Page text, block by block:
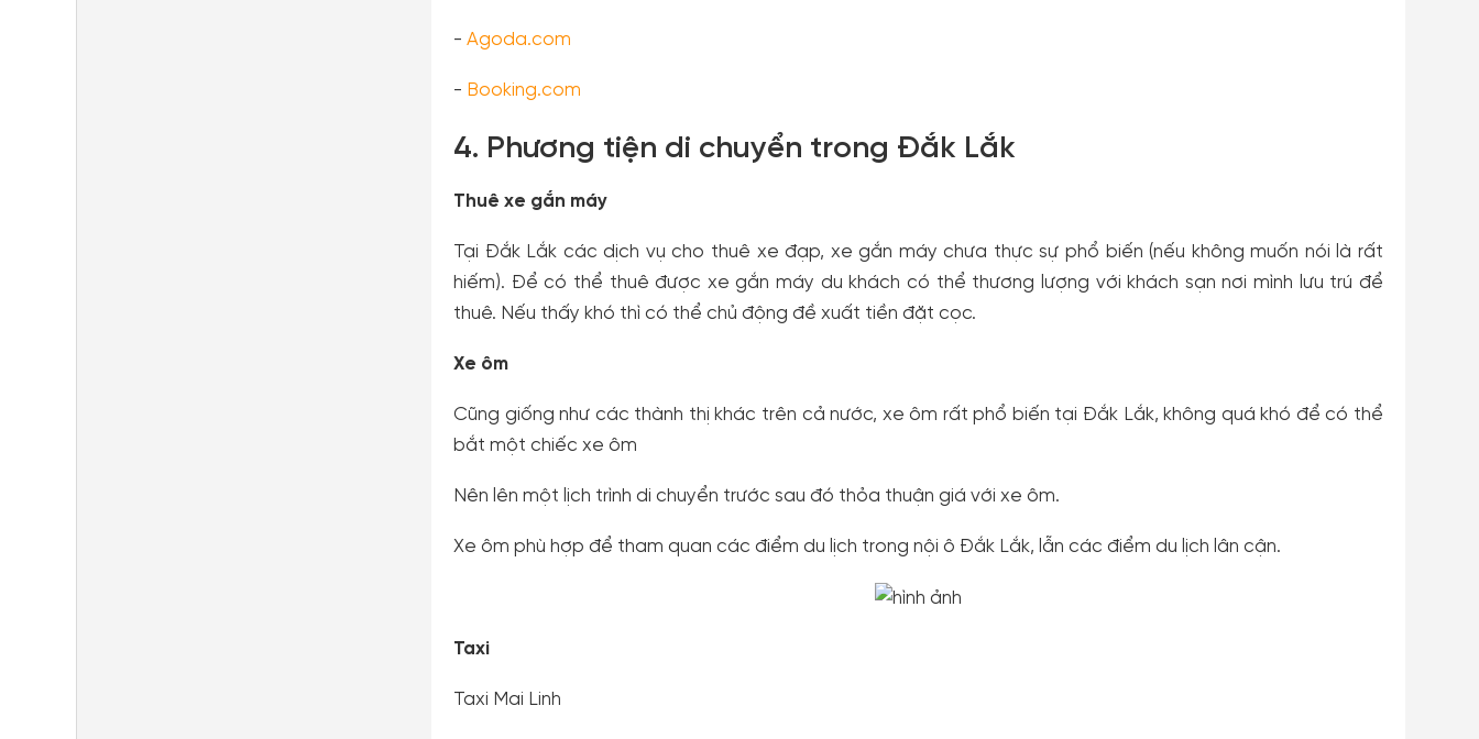
- Agoda.com
- Booking.com
4. Phương tiện di chuyển trong Đắk Lắk
Thuê xe gắn máy
Tại Đắk Lắk các dịch vụ cho thuê xe đạp, xe gắn máy chưa thực sự phổ biến (nếu không muốn nói là rất
hiếm). Để có thể thuê được xe gắn máy du khách có thể thương lượng với khách sạn nơi mình lưu trú để
thuê. Nếu thấy khó thì có thể chủ động đề xuất tiền đặt cọc.
Xe ôm
Cũng giống như các thành thị khác trên cả nước, xe ôm rất phổ biến tại Đắk Lắk, không quá khó để có thể
bắt một chiếc xe ôm
Nên lên một lịch trình di chuyển trước sau đó thỏa thuận giá với xe ôm.
Xe ôm phù hợp để tham quan các điểm du lịch trong nội ô Đắk Lắk, lẫn các điểm du lịch lân cận.
Taxi
Taxi Mai Linh